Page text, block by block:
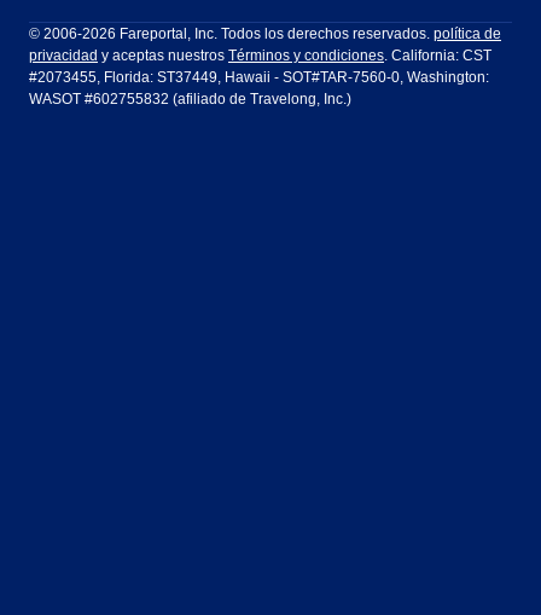
LATAM Airlines Lufthansa
Air Europa Turkish Airlines
Ft Lauderdale Honolulu
Houston Las Vegas
Miami
Dublín Frankfurt
Guadalajara Lima
© 2006-2026 Fareportal, Inc. Todos los derechos reservados. política de
privacidad y aceptas nuestros Términos y condiciones. California: CST
#2073455, Florida: ST37449, Hawaii - SOT#TAR-7560-0, Washington:
WASOT #602755832 (afiliado de Travelong, Inc.)